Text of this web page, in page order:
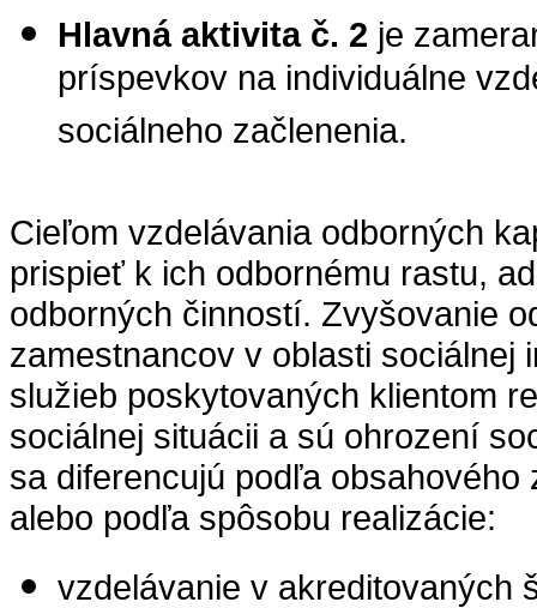
Hlavná aktivita č. 2 je
príspevkov na individuálne
sociálneho začlenenia.
Cieľom vzdelávania odborných
prispieť k ich odbornému rastu,
odborných činností. Zvyšovanie
zamestnancov v oblasti sociálnej
služieb poskytovaných klientom
sociálnej situácii a sú ohrození
sa diferencujú podľa
alebo podľa spôsobu realizácie:
vzdelávanie v akreditovaných